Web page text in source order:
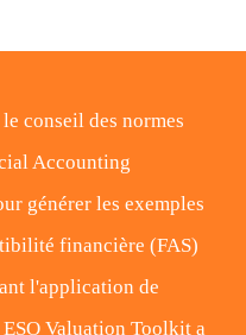
conseil des normes
Accounting
générer les exemples
financière (FAS)
l'application de
Valuation Toolkita